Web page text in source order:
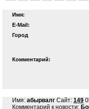
Имя:
E-Mail:
Город
Комментарий:
Имя: абырвалг Сайт: 149
Комментарий к новости: